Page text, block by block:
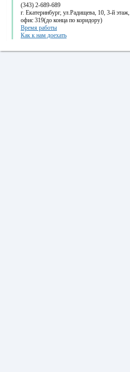
(343) 2-689-689
г. Екатеринбург, ул.Радищева, 10, 3-й этаж,
офис 319(до конца по коридору)
Время работы
Как к нам доехать